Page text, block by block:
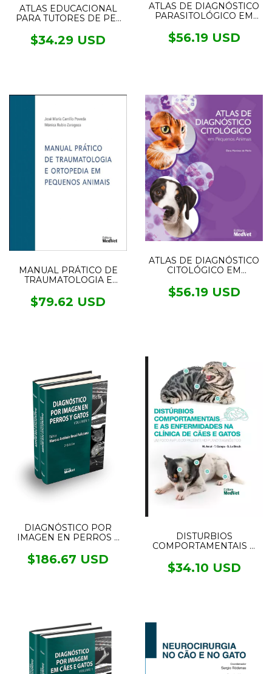
ATLAS EDUCACIONAL
PARA TUTORES DE PET
$34.29 USD
ATLAS DE DIAGNÓSTICO
PARASITOLÓGICO EM
ENDOPARASITAS
$56.19 USD
MANUAL PRÁTICO DE
TRAUMATOLOGIA E
PEQUENOS ANIMAIS
$79.62 USD
ATLAS DE DIAGNÓSTICO
CITOLÓGICO EM
$56.19 USD
DIAGNÓSTICO POR
IMAGEN EN PERROS Y
$186.67 USD
DISTURBIOS
COMPORTAMENTAIS E
CLÍNICA DE CÃES E
GATOS
$34.10 USD